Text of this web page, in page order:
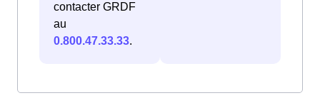
contacter GRDF
au
0.800.47.33.33.